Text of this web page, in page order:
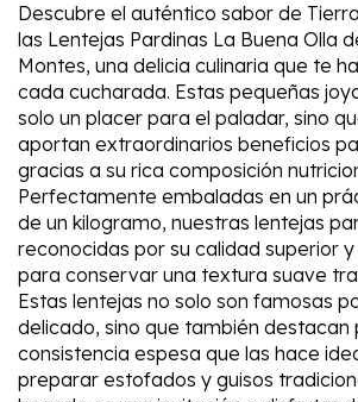
Descubre el auténtico sabor de
las Lentejas Pardinas La Buena Olla
Montes, una delicia culinaria que te
cada cucharada. Estas pequeñas
solo un placer para el paladar, sino
aportan extraordinarios beneficios
gracias a su rica composición
Perfectamente embaladas en un
de un kilogramo, nuestras lentejas
reconocidas por su calidad superior
para conservar una textura suave
Estas lentejas no solo son famosas
delicado, sino que también destacan
consistencia espesa que las hace
preparar estofados y guisos